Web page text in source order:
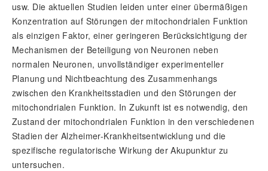
usw. Die aktuellen Studien leiden unter einer übermäßigen
Konzentration auf Störungen der mitochondrialen Funktion
als einzigen Faktor, einer geringeren Berücksichtigung der
Mechanismen der Beteiligung von Neuronen neben
normalen Neuronen, unvollständiger experimenteller
Planung und Nichtbeachtung des Zusammenhangs
zwischen den Krankheitsstadien und den Störungen der
mitochondrialen Funktion. In Zukunft ist es notwendig, den
Zustand der mitochondrialen Funktion in den verschiedenen
Stadien der Alzheimer-Krankheitsentwicklung und die
spezifische regulatorische Wirkung der Akupunktur zu
untersuchen.